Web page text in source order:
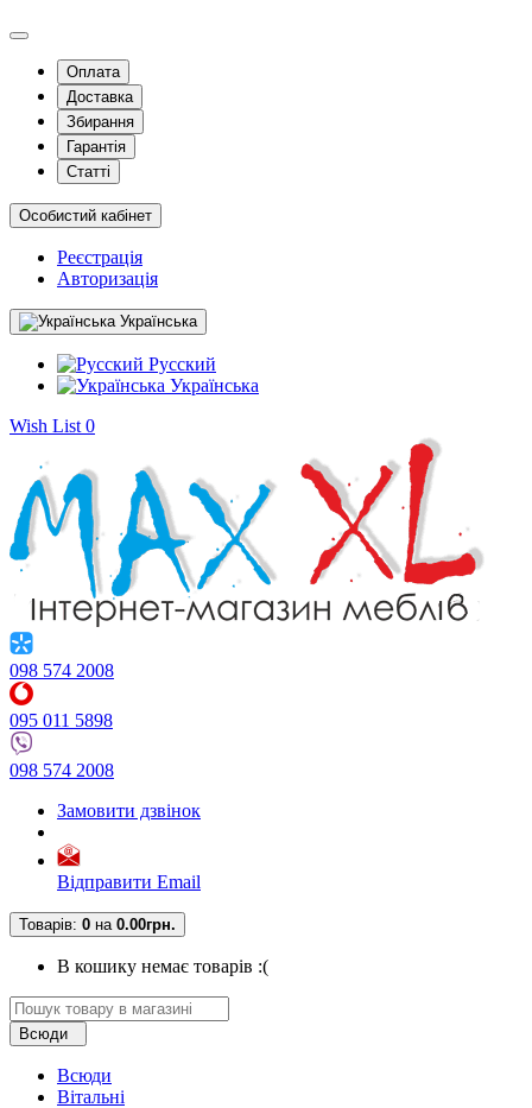
Оплата
Доставка
Збирання
Гарантія
Статті
Особистий кабінет
Реєстрація
Авторизація
Українська
Русский
Українська
Wish List 0
098 574 2008
095 011 5898
098 574 2008
Замовити дзвінок
Відправити Email
Товарів: 0 на 0.00грн.
В кошику немає товарів :(
Всюди
Всюди
Вітальні